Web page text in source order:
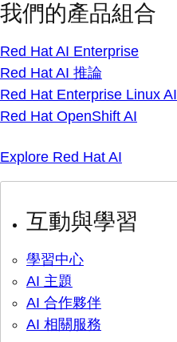
我們的產品組合
Red Hat AI Enterprise
Red Hat AI 推論
Red Hat Enterprise Linux AI
Red Hat OpenShift AI
Explore Red Hat AI
互動與學習
學習中心
AI 主題
AI 合作夥伴
AI 相關服務